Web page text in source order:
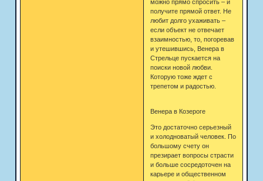
можно прямо спросить – и
получите прямой ответ. Не
любит долго ухаживать –
если объект не отвечает
взаимностью, то, погоревав
и утешившись, Венера в
Стрельце пускается на
поиски новой любви.
Которую тоже ждет с
трепетом и радостью.
Венера в Козероге
Это достаточно серьезный
и холодноватый человек. По
большому счету он
презирает вопросы страсти
и больше сосредоточен на
карьере и общественном